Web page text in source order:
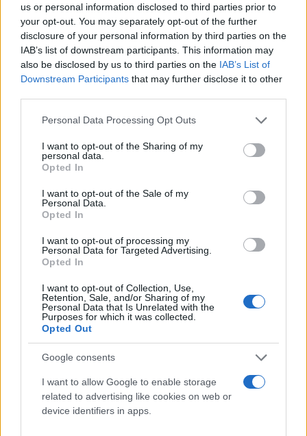
us or personal information disclosed to third parties prior to
your opt-out. You may separately opt-out of the further
disclosure of your personal information by third parties on the
IAB’s list of downstream participants. This information may
also be disclosed by us to third parties on the IAB’s List of
Downstream Participants that may further disclose it to other
Please note that this website/app uses one or more Google
not limited to your visit or usage behaviour. You may click to
grant or deny consent to Google and its third-party tags to
use your data for below specified purposes in below Google
consent section.
Personal Data Processing Opt Outs
I want to opt-out of the Sharing of my
personal data.
Opted In
I want to opt-out of the Sale of my
Personal Data.
Opted In
I want to opt-out of processing my
Personal Data for Targeted Advertising.
Opted In
I want to opt-out of Collection, Use,
Retention, Sale, and/or Sharing of my
Personal Data that Is Unrelated with the
Purposes for which it was collected.
Opted Out
Google consents
I want to allow Google to enable storage
related to advertising like cookies on web or
device identifiers in apps.
Ζίτσα: Ευθανασία στον γάιδαρο που
κακοποιήθηκε
Σε μοναδική λύση εξελίχθηκε η ευθανασία για τον
το μεσημέρι της Κυριακής (28/08) στη Ζίτσα
Ιωαννίνων.
Ο άτυχος γάιδαρος φέρει πολλαπλά τραύματα σε
αυτών ήταν στο διάφραγμα του.
Παρά το γεγονός ότι η αρχική ενημέρωση έλεγε
πως το ζώοθα μεταφερόταν στα Μέγαρα
για να εκτιμηθεί η κατάσταση της υγείας
του, σύμφωνα με τους ιππιάτρους που βρέθηκαν
στο χωριό Γραμμένο του Δήμου Ζίτσας, κρίθηκε εν